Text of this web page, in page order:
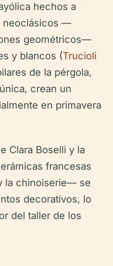
hechos a
neoclásicos —
geométricos—
y blancos (Trucioli
de la pérgola,
crean un
en primavera
Clara Boselli y la
francesas
la chinoiserie— se
decorativos, lo
del taller de los